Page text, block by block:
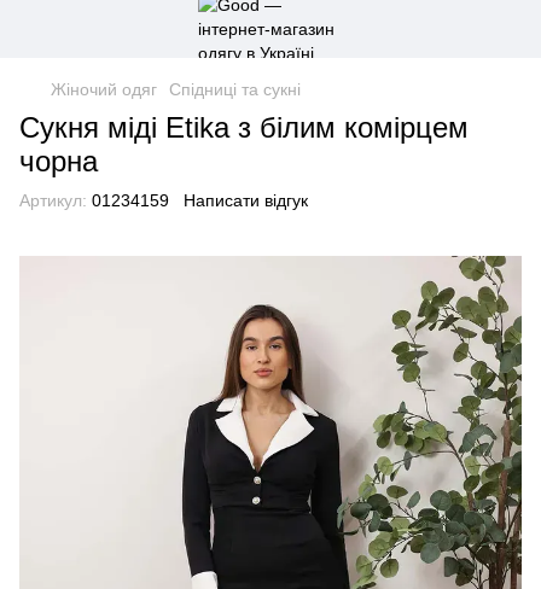
Жіночий одяг Спідниці та сукні
Сукня міді Etika з білим комірцем
чорна
Артикул: 01234159 Написати відгук